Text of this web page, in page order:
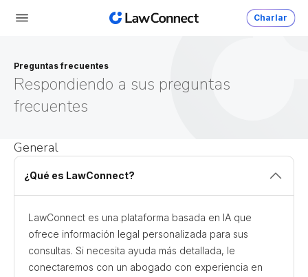
Charlar
Preguntas frecuentes
Respondiendo a sus preguntas
frecuentes
General
¿Qué es LawConnect?
LawConnect es una plataforma basada en IA que
ofrece información legal personalizada para sus
consultas. Si necesita ayuda más detallada, le
conectaremos con un abogado con experiencia en